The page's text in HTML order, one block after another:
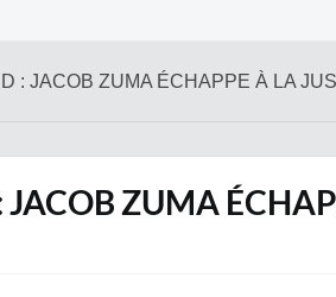
: JACOB ZUMA ÉCHAPPE À LA
ZUMA